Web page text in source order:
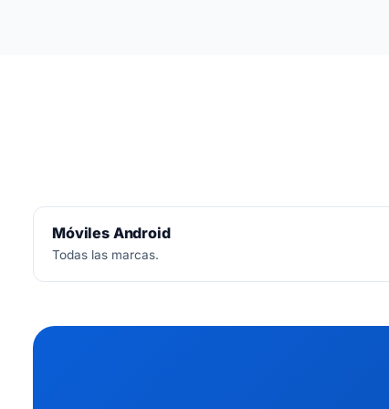
Móviles Android
Todas las marcas.